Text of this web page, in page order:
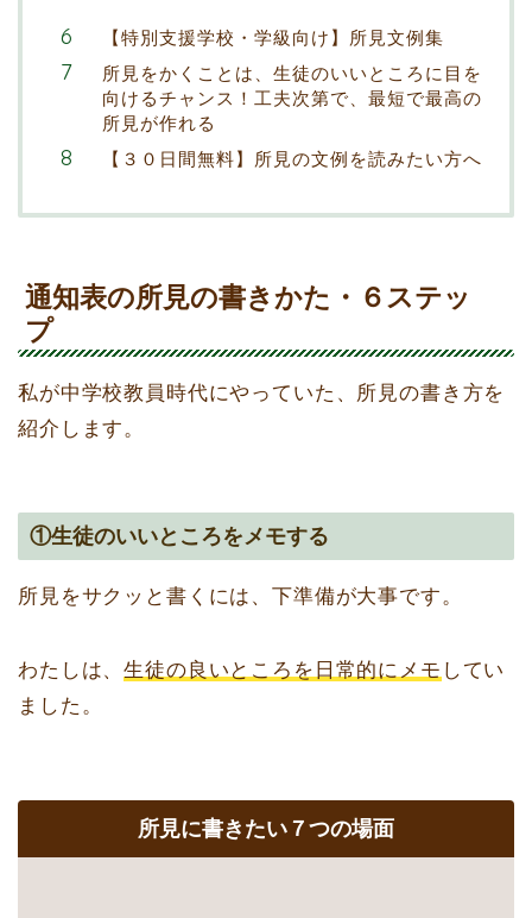
【特別支援学校・学級向け】所見文例集
所見をかくことは、生徒のいいところに目を
向けるチャンス！工夫次第で、最短で最高の
所見が作れる
【３０日間無料】所見の文例を読みたい方へ
通知表の所見の書きかた・６ステッ
プ
私が中学校教員時代にやっていた、所見の書き方を
紹介します。
①生徒のいいところをメモする
所見をサクッと書くには、下準備が大事です。
わたしは、生徒の良いところを日常的にメモ してい
ました。
所見に書きたい７つの場面